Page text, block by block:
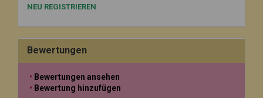
NEU REGISTRIEREN
Bewertungen
Bewertungen ansehen
Bewertung hinzufügen